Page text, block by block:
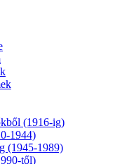
(1916-ig)
1944)
(1945-1989)
től)